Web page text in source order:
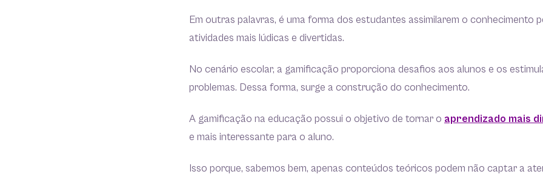
Em outras palavras, é uma forma dos estudantes assimilarem o conhecimento
atividades mais lúdicas e divertidas.
No cenário escolar, a gamificação proporciona desafios aos alunos e os
problemas. Dessa forma, surge a construção do conhecimento.
A gamificação na educação possui o objetivo de tornar o aprendizado mais
e mais interessante para o aluno.
Isso porque, sabemos bem, apenas conteúdos teóricos podem não captar a